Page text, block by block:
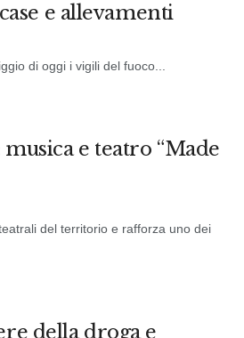
e allevamenti
di oggi i vigili del fuoco...
e teatro “Made
del territorio e rafforza uno dei
della droga e